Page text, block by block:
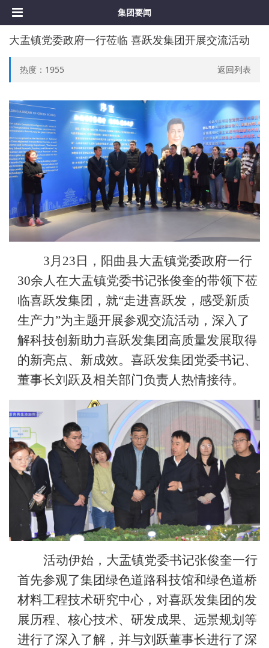
集团要闻
大盂镇党委政府一行莅临 喜跃发集团开展交流活动
热度： 1955 返回列表
3月23日，阳曲县大盂镇党委政府一行
30余人在大盂镇党委书记张俊奎的带领下莅
临喜跃发集团，就“走进喜跃发，感受新质
生产力”为主题开展参观交流活动，深入了
解科技创新助力喜跃发集团高质量发展取得
的新亮点、新成效。喜跃发集团党委书记、
董事长刘跃及相关部门负责人热情接待。
活动伊始，大盂镇党委书记张俊奎一行
首先参观了集团绿色道路科技馆和绿色道桥
材料工程技术研究中心，对喜跃发集团的发
展历程、核心技术、研发成果、远景规划等
进行了深入了解，并与刘跃董事长进行了深